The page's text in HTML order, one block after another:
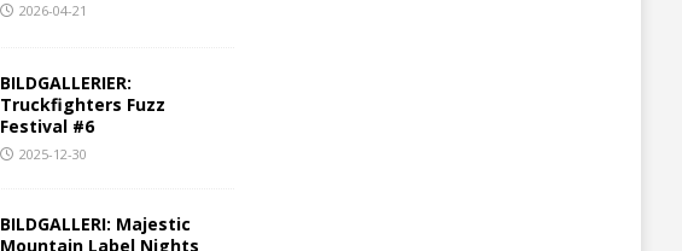
2026-04-21
BILDGALLERIER:
Truckfighters Fuzz
Festival #6
2025-12-30
BILDGALLERI: Majestic
Mountain Label Nights